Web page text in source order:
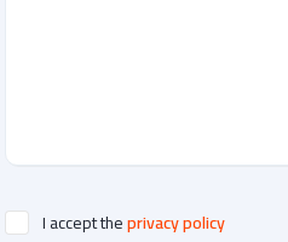
I accept theprivacy policy